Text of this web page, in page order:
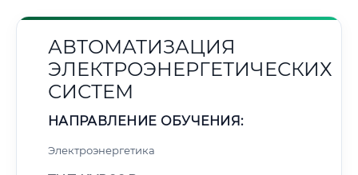
АВТОМАТИЗАЦИЯ
ЭЛЕКТРОЭНЕРГЕТИЧЕСКИХ
СИСТЕМ
НАПРАВЛЕНИЕ ОБУЧЕНИЯ:
Электроэнергетика